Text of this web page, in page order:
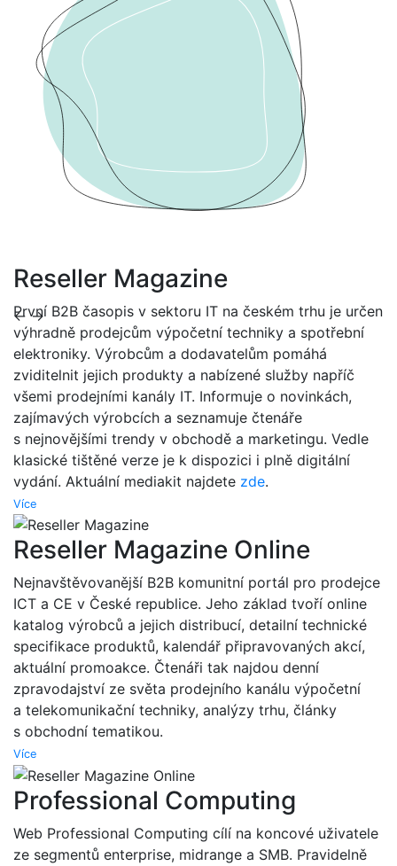
← →
Reseller Magazine
První B2B časopis v sektoru IT na českém trhu je určen
výhradně prodejcům výpočetní techniky a spotřební
elektroniky. Výrobcům a dodavatelům pomáhá
zviditelnit jejich produkty a nabízené služby napříč
všemi prodejními kanály IT. Informuje o novinkách,
zajímavých výrobcích a seznamuje čtenáře
s nejnovějšími trendy v obchodě a marketingu. Vedle
klasické tištěné verze je k dispozici i plně digitální
vydání. Aktuální mediakit najdete zde.
Více
Reseller Magazine Online
Nejnavštěvovanější B2B komunitní portál pro prodejce
ICT a CE v České republice. Jeho základ tvoří online
katalog výrobců a jejich distribucí, detailní technické
specifikace produktů, kalendář připravovaných akcí,
aktuální promoakce. Čtenáři tak najdou denní
zpravodajství ze světa prodejního kanálu výpočetní
a telekomunikační techniky, analýzy trhu, články
s obchodní tematikou.
Více
Professional Computing
Web Professional Computing cílí na koncové uživatele
ze segmentů enterprise, midrange a SMB. Pravidelně